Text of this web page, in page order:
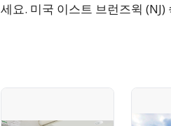
세요. 미국 이스트 브런즈윅